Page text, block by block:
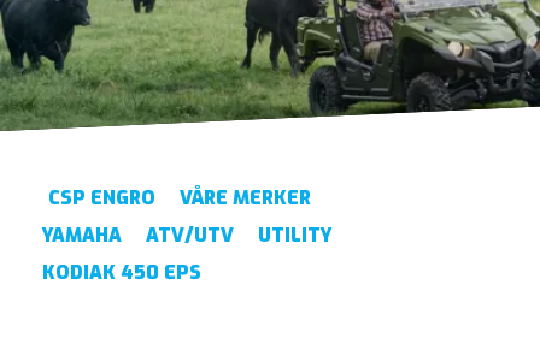
CSP ENGRO
VÅRE MERKER
YAMAHA
ATV/UTV
UTILITY
KODIAK 450 EPS